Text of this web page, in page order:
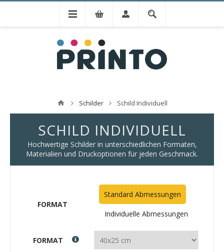
Schilder Schild Individuell
SCHILD INDIVIDUELL
Hochwertige Schilder in unterschiedlichen Formaten,
Materialien und Druckoptionen für jeden Geschmack.
FORMAT
Standard Abmessungen
Individuelle Abmessungen
FORMAT